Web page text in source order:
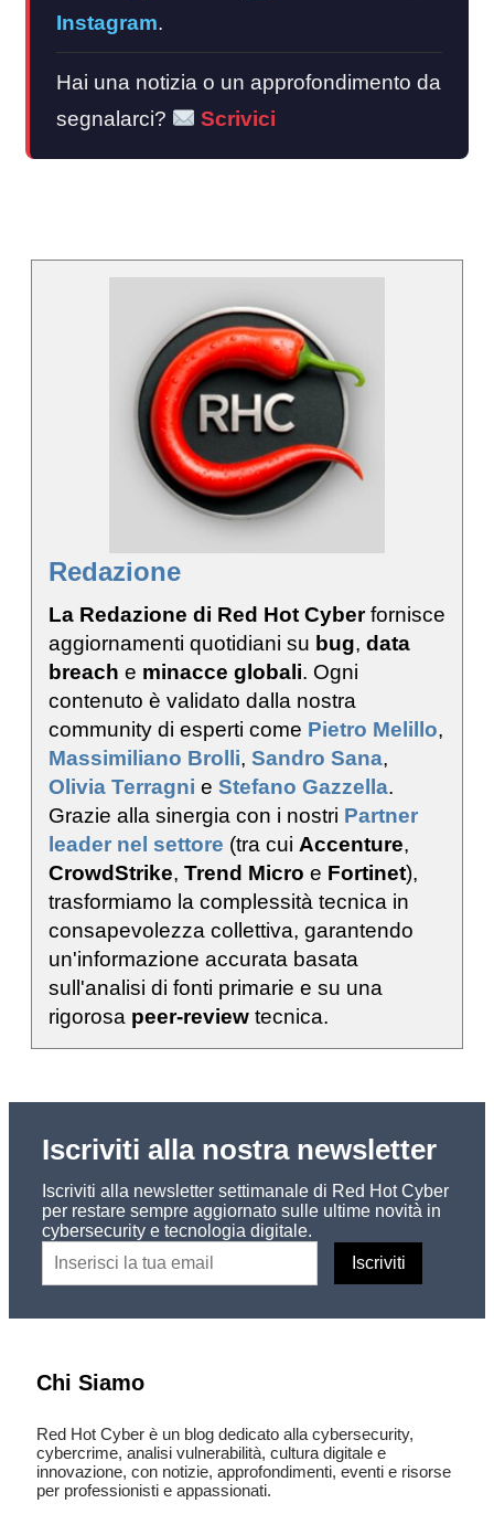
Instagram.
Hai una notizia o un approfondimento da
segnalarci?
Scrivici
Redazione
La Redazione di Red Hot Cyberfornisce
aggiornamenti quotidiani su bug, data
breach e minacce globali. Ogni
contenuto è validato dalla nostra
community di esperti come Pietro Melillo,
Massimiliano Brolli, Sandro Sana,
Olivia Terragni e Stefano Gazzella.
Grazie alla sinergia con i nostri Partner
leader nel settore (tra cui Accenture,
CrowdStrike, Trend Micro e Fortinet),
trasformiamo la complessità tecnica in
consapevolezza collettiva, garantendo
un'informazione accurata basata
sull'analisi di fonti primarie e su una
rigorosa peer-review tecnica.
Iscriviti alla nostra newsletter
Iscriviti alla newsletter settimanale di Red Hot Cyber
per restare sempre aggiornato sulle ultime novità in
cybersecurity e tecnologia digitale.
Chi Siamo
Red Hot Cyber è un blog dedicato alla cybersecurity,
cybercrime, analisi vulnerabilità, cultura digitale e
innovazione, con notizie, approfondimenti, eventi e risorse
per professionisti e appassionati.